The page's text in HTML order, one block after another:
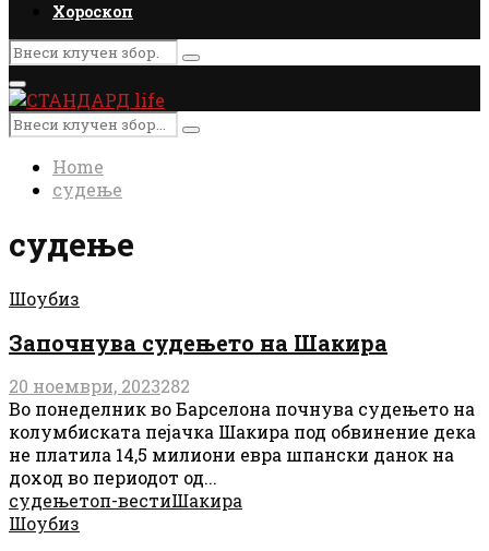
Хороскоп
Search
for:
Search
Primary
Menu
Search
for:
Search
Home
судење
судење
Шоубиз
Започнува судењето на Шакира
20 ноември, 2023282
Во понеделник во Барселона почнува судењето на
колумбиската пејачка Шакира под обвинение дека
не платила 14,5 милиони евра шпански данок на
доход во периодот од...
судењетоп-вестиШакира
Шоубиз